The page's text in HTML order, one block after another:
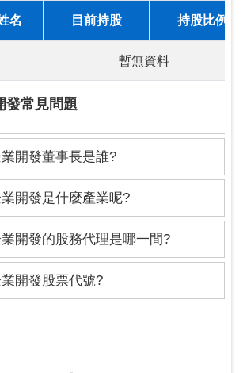
名 目前持股 持股比例
暫無資料
發常見問題
開發董事長是誰?
開發是什麼產業呢?
開發的股務代理是哪一間?
開發股票代號?